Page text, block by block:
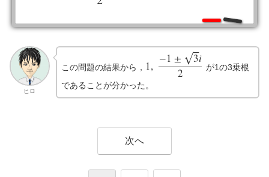
ヒロ
この問題の結果から， 1,
−1 ± 3
⎯⎯
√ 𝑖
2
1, −1±3i2
が1の3乗根
であることが分かった。
次へ